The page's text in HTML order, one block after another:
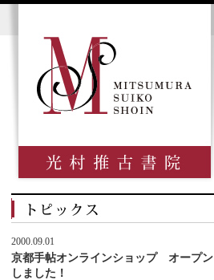
2000.09.01
京都手帖オンラインショップ オープン
しました！